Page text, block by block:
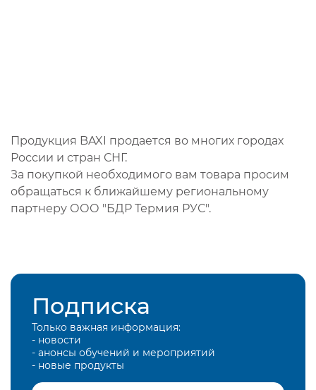
Продукция BAXI продается во многих городах
России и стран СНГ.
За покупкой необходимого вам товара просим
обращаться к ближайшему региональному
партнеру ООО "БДР Термия РУС".
Подписка
Только важная информация:
- новости
- анонсы обучений и мероприятий
- новые продукты